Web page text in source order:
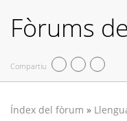
Fòrums
Compartiu
Índex del fòrum »